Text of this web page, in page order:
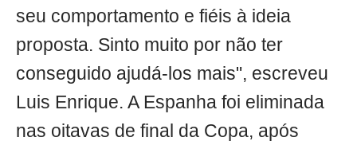
seu comportamento e fiéis à ideia
proposta. Sinto muito por não ter
conseguido ajudá-los mais", escreveu
Luis Enrique. A Espanha foi eliminada
nas oitavas de final da Copa, após